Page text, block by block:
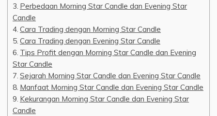
Perbedaan Morning Star Candle dan Evening Star
Candle
Cara Trading dengan Morning Star Candle
Cara Trading dengan Evening Star Candle
Tips Profit dengan Morning Star Candle dan Evening
Star Candle
Sejarah Morning Star Candle dan Evening Star Candle
Manfaat Morning Star Candle dan Evening Star Candle
Kekurangan Morning Star Candle dan Evening Star
Candle